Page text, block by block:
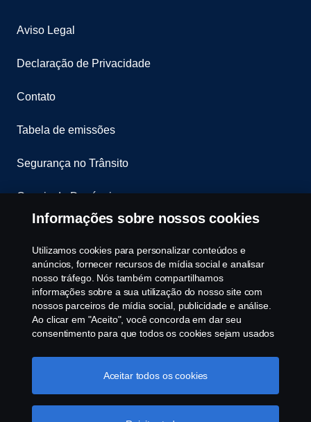
Aviso Legal
Declaração de Privacidade
Contato
Tabela de emissões
Segurança no Trânsito
Canais de Denúncia
Programa de Rotulagem Veicular
Política de Cookies
Configurações de cookies
Informações sobre nossos cookies
Utilizamos cookies para personalizar conteúdos e
anúncios, fornecer recursos de mídia social e analisar
nosso tráfego. Nós também compartilhamos
informações sobre a sua utilização do nosso site com
nossos parceiros de mídia social, publicidade e análise.
Ao clicar em "Aceito", você concorda em dar seu
consentimento para que todos os cookies sejam usados
gerenciar a utilização dos cookies clicando em
"Configurações de cookies" e selecionando as
Aceitar todos os cookies